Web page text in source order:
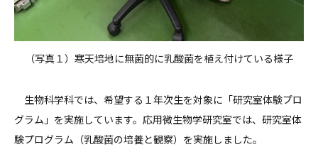
（写真１）寒天培地に無菌的に乳酸菌を植え付けている様子
生物科学科では、希望する１年次生を対象に「研究室体験プロ
グラム」を実施しています。応用微生物学研究室では、研究室体
験プログラム（乳酸菌の培養と観察）を実施しました。